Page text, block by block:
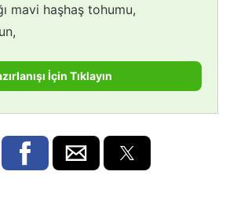
mavi haşhaş tohumu,
İçin Tıklayın